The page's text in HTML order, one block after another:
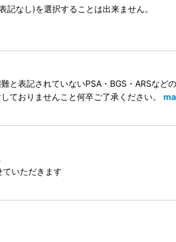
なし)を選択することは出来ません。
表記されていないPSA・BGS・ARSなど
ておりませんこと何卒ご了承ください。
いただきます